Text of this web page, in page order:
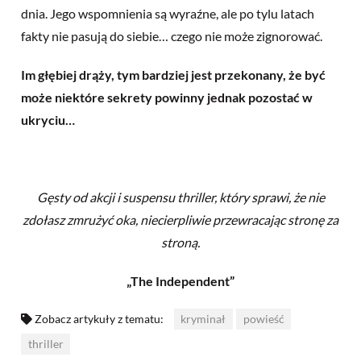
dnia. Jego wspomnienia są wyraźne, ale po tylu latach
fakty nie pasują do siebie… czego nie może zignorować.
Im głębiej drąży, tym bardziej jest przekonany, że być
może niektóre sekrety powinny jednak pozostać w
ukryciu…
Gęsty od akcji i suspensu thriller, który sprawi, że nie
zdołasz zmrużyć oka, niecierpliwie przewracając stronę za
stroną.
„The Independent”
Zobacz artykuły z tematu: kryminał
powieść
thriller